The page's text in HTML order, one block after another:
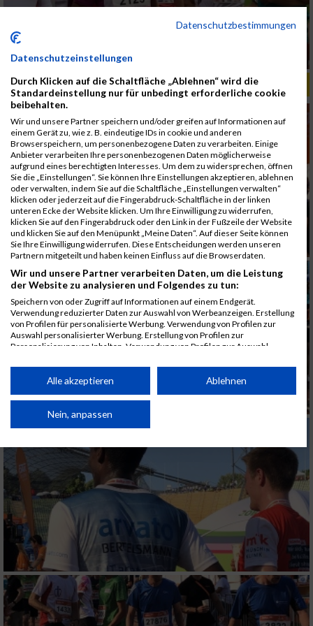
ALBUM B2RUN MÜNCHEN, B2RUN / 16.07.2019
Datenschutzbestimmungen
Datenschutzeinstellungen
Durch Klicken auf die Schaltfläche „Ablehnen“ wird die
Standardeinstellung nur für unbedingt erforderliche cookie
beibehalten.
Wir und unsere Partner speichern und/oder greifen auf Informationen auf
einem Gerät zu, wie z. B. eindeutige IDs in cookie und anderen
Browserspeichern, um personenbezogene Daten zu verarbeiten. Einige
Anbieter verarbeiten Ihre personenbezogenen Daten möglicherweise
aufgrund eines berechtigten Interesses. Um dem zu widersprechen, öffnen
Sie die „Einstellungen“. Sie können Ihre Einstellungen akzeptieren, ablehnen
oder verwalten, indem Sie auf die Schaltfläche „Einstellungen verwalten“
klicken oder jederzeit auf die Fingerabdruck-Schaltfläche in der linken
unteren Ecke der Website klicken. Um Ihre Einwilligung zu widerrufen,
klicken Sie auf den Fingerabdruck oder den Link in der Fußzeile der Website
und klicken Sie auf den Menüpunkt „Meine Daten“. Auf dieser Seite können
Sie Ihre Einwilligung widerrufen. Diese Entscheidungen werden unseren
Partnern mitgeteilt und haben keinen Einfluss auf die Browserdaten.
Wir und unsere Partner verarbeiten Daten, um die Leistung
der Website zu analysieren und Folgendes zu tun:
Speichern von oder Zugriff auf Informationen auf einem Endgerät.
Verwendung reduzierter Daten zur Auswahl von Werbeanzeigen. Erstellung
von Profilen für personalisierte Werbung. Verwendung von Profilen zur
Auswahl personalisierter Werbung. Erstellung von Profilen zur
Personalisierung von Inhalten. Verwendung von Profilen zur Auswahl
Performance von Inhalten. Analyse von Zielgruppen durch Statistiken oder
Kombinationen von Daten aus verschiedenen Quellen. Entwicklung und
von Inhalten.
Daten können außerhalb der Europäischen Union weitergegeben und in die
Website/App.
Partnerliste anzeigen (1 IAB-Anbieter)
Wir nutzen Ihre Daten für folgende Zwecke:
IAB-Verarbeitungszwecke:
Speichern von oder Zugriff auf Informationen
auf einem Endgerät
Verwendung reduzierter Daten zur Auswahl
von Werbeanzeigen
Alle akzeptieren Ablehnen
Nein, anpassen